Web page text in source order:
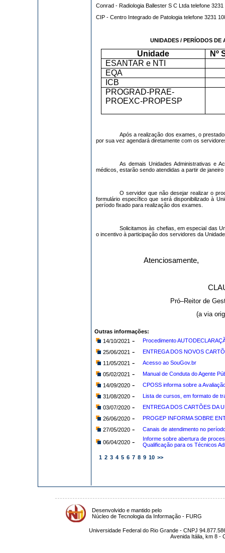
Conrad - Radiologia Ballester S C Ltda telefone
CIP - Centro Integrado de Patologia telefone 3231
UNIDADES / PERÍODOS DE
Unidade
Nº
ESANTAR e NTI
EQA
ICB
PROGRAD-PRAE-
PROEXC-PROPESP
Após a realização dos exames, o
por sua vez agendará diretamente com os
As demais Unidades Administrativas e
médicos, estarão sendo atendidas a partir de janeiro
O servidor que não desejar realizar o
formulário específico que será disponibilizado à
período fixado para realização dos exames.
Solicitamos às chefias, em especial das
o incentivo à participação dos servidores da
Atenciosamente,
Pró–Reitor de
(a via
Outras informações:
14/10/2021 -
Procedimento
25/06/2021 -
ENTREGA DOS NOVOS
11/05/2021 -
Acesso ao SouGov.br
05/02/2021 -
Manual de Conduta do Agente
14/09/2020-
CPOSS informa sobre a
31/08/2020-
Lista de cursos, em formato de
03/07/2020-
ENTREGA DOS CARTÕES DA
26/06/2020-
PROGEP INFORMA SOBRE
27/05/2020- Canais de atendimento no
06/04/2020-
Informe sobre abertura de
Qualificação para os Técnicos
1 2 3 4 5 6 7 8 9 10 >>
Desenvolvido e mantido pelo
Núcleo de Tecnologia da Informação - FURG
Universidade Federal do Rio Grande - CNPJ
Avenida Itália, km 8 -